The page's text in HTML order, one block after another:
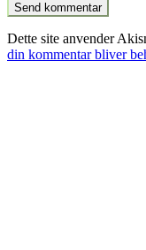
Dette site anvender
din kommentar bliver